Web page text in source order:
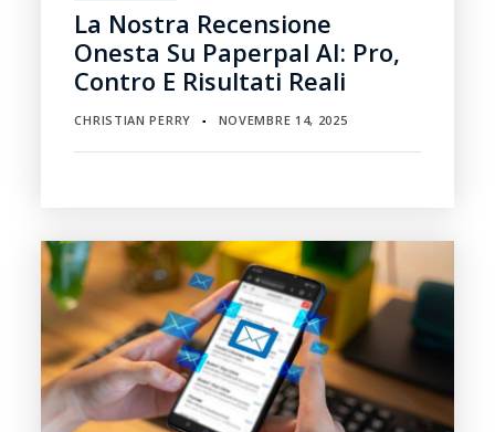
La Nostra Recensione
Onesta Su Paperpal AI: Pro,
Contro E Risultati Reali
CHRISTIAN PERRY ▪ NOVEMBRE 14, 2025